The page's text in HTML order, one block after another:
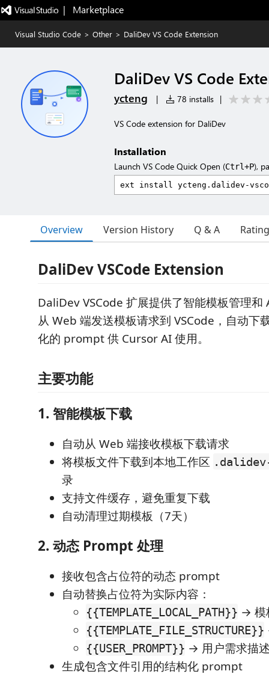
|   Marketplace
Visual Studio Code > Other > DaliDev VS Code Extension
DaliDev VS Code
ycteng | 78 installs |
VS Code extension for DaliDev
Installation
Launch VS Code Quick Open (Ctrl+P),
Overview Version History Q & A
DaliDev VSCode Extension
DaliDev VSCode 扩展提供了智能模板管理和
从 Web 端发送模板请求到 VSCode，自动下
化的 prompt 供 Cursor AI 使用。
主要功能
1. 智能模板下载
自动从 Web 端接收模板下载请求
将模板文件下载到本地工作区
录
支持文件缓存，避免重复下载
自动清理过期模板（7天）
2. 动态 Prompt 处理
接收包含占位符的动态 prompt
自动替换占位符为实际内容：
{{TEMPLATE_LOCAL_PATH}} → 模
{{TEMPLATE_FILE_STRUCTURE}}
{{USER_PROMPT}} → 用户需求描
生成包含文件引用的结构化 prompt